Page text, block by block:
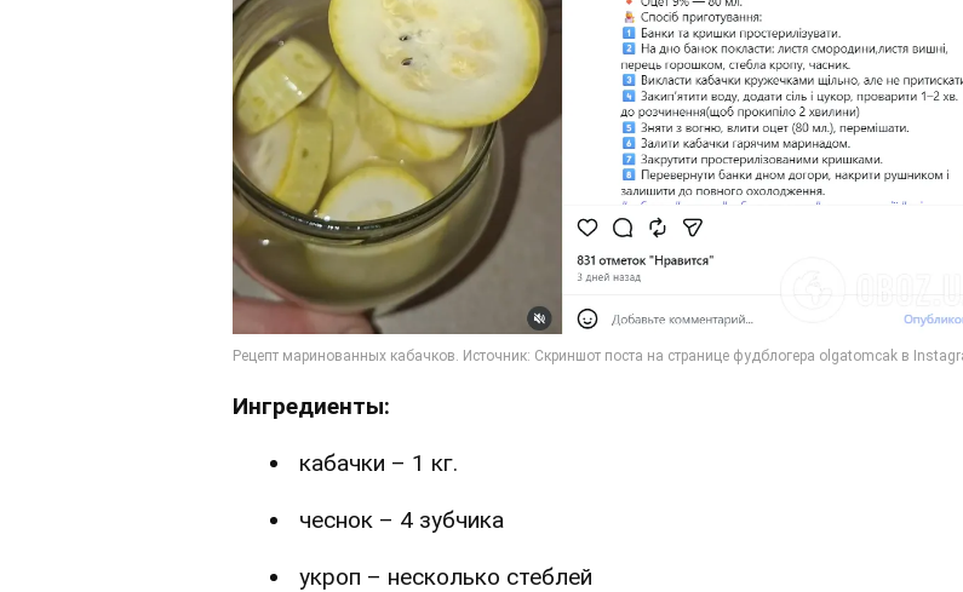
Ингредиенты:
кабачки – 1 кг.
чеснок – 4 зубчика
укроп – несколько стеблей